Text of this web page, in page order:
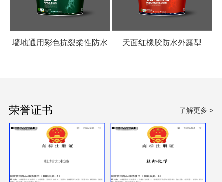
墙地通用彩色抗裂柔性防水 天面红橡胶防水外露型
荣誉证书 了解更多 >